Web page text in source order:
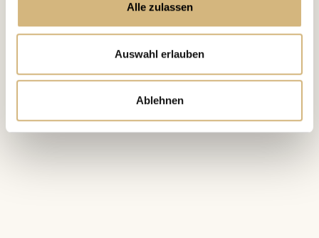
Alle zulassen
Auswahl erlauben
Ablehnen